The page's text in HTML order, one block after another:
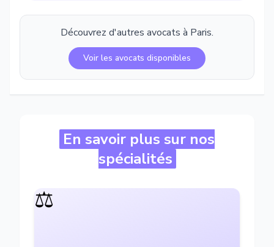
Découvrez d'autres avocats à Paris.
Voir les avocats disponibles
En savoir plus sur nos
spécialités
⚖️